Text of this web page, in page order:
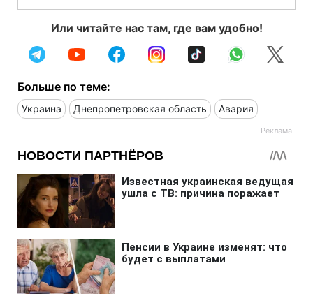
Или читайте нас там, где вам удобно!
Больше по теме:
Украина Днепропетровская область Авария